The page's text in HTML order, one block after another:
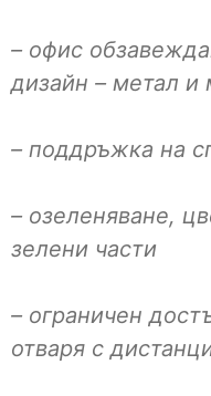
– офис
дизайн – метал и
– поддръжка на
– озеленяване,
зелени части
– ограничен
отваря с